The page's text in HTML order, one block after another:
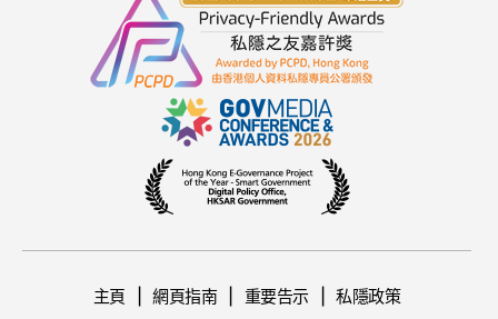
主頁 網頁指南 重要告示 私隱政策